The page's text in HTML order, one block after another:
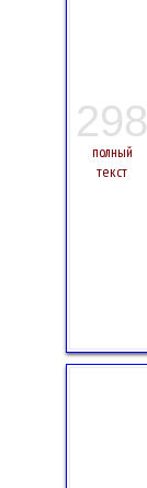
298
полный
текст